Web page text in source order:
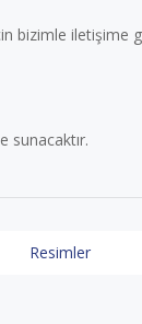
bizimle iletişime
sunacaktır.